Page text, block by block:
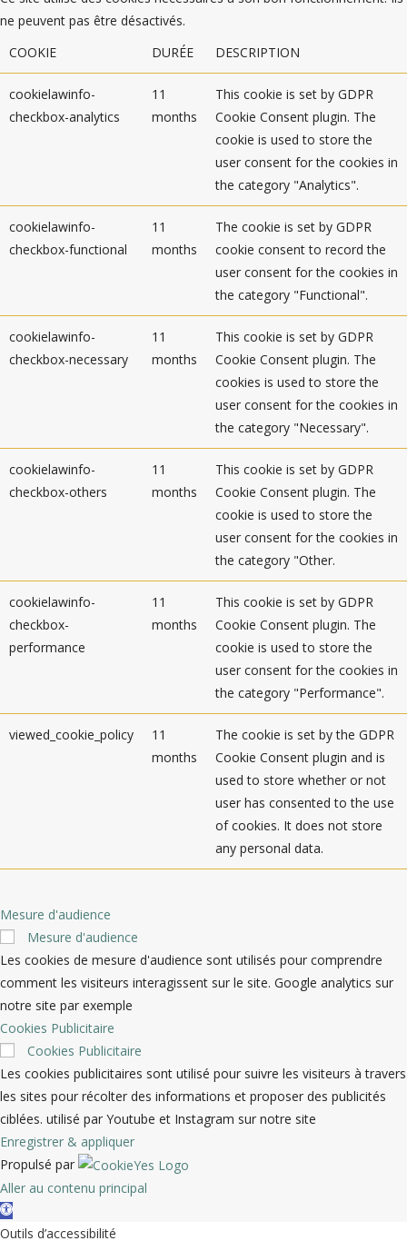
ne peuvent pas être désactivés.
COOKIE
DURÉE DESCRIPTION
cookielawinfo-
checkbox-analytics
11
months
This cookie is set by GDPR
Cookie Consent plugin. The
cookie is used to store the
user consent for the cookies in
the category "Analytics".
cookielawinfo-
checkbox-functional
11
months
The cookie is set by GDPR
cookie consent to record the
user consent for the cookies in
the category "Functional".
cookielawinfo-
checkbox-necessary
11
months
This cookie is set by GDPR
Cookie Consent plugin. The
cookies is used to store the
user consent for the cookies in
the category "Necessary".
cookielawinfo-
checkbox-others
11
months
This cookie is set by GDPR
Cookie Consent plugin. The
cookie is used to store the
user consent for the cookies in
the category "Other.
cookielawinfo-
checkbox-
performance
11
months
This cookie is set by GDPR
Cookie Consent plugin. The
cookie is used to store the
user consent for the cookies in
the category "Performance".
viewed_cookie_policy
11
months
The cookie is set by the GDPR
Cookie Consent plugin and is
used to store whether or not
user has consented to the use
of cookies. It does not store
any personal data.
Mesure d'audience
Mesure d'audience
Les cookies de mesure d'audience sont utilisés pour comprendre
comment les visiteurs interagissent sur le site. Google analytics sur
notre site par exemple
Cookies Publicitaire
Cookies Publicitaire
Les cookies publicitaires sont utilisé pour suivre les visiteurs à travers
les sites pour récolter des informations et proposer des publicités
ciblées. utilisé par Youtube et Instagram sur notre site
Enregistrer & appliquer
Propulsé par
Aller au contenu principal
Ouvrir la barre d’outils
Outils d’accessibilité